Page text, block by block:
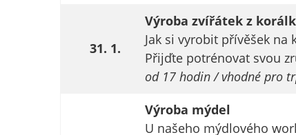
31. 1.
Výroba zvířátek z
Jak si vyrobit přívěšek
Přijďte potrénovat svou
od 17 hodin / vhodné pro
Výroba mýdel
U našeho mýdlového